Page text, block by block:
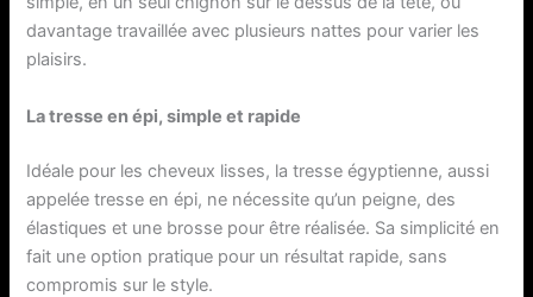
davantage travaillée avec plusieurs nattes pour varier les
plaisirs.
La tresse en épi, simple et rapide
Idéale pour les cheveux lisses, la tresse égyptienne, aussi
appelée tresse en épi, ne nécessite qu’un peigne, des
élastiques et une brosse pour être réalisée. Sa simplicité en
fait une option pratique pour un résultat rapide, sans
compromis sur le style.